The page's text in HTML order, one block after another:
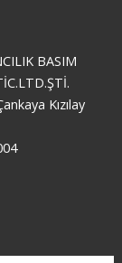
BASIM
Kızılay